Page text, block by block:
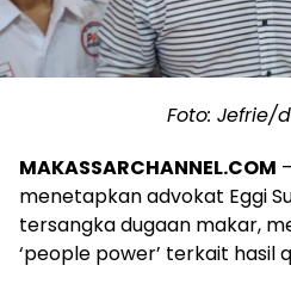
Foto: Jefrie/
MAKASSARCHANNEL.COM
menetapkan advokat Eggi
tersangka dugaan makar,
‘people power’ terkait hasil